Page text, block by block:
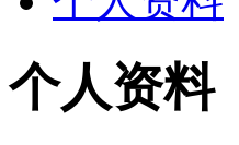
个人资料